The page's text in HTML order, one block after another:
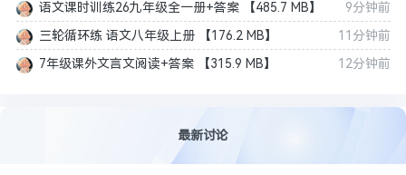
语文课时训练26九年级全一册+答案 【485.7 MB】 9分钟前
三轮循环练 语文八年级上册 【176.2 MB】 11分钟前
7年级课外文言文阅读+答案 【315.9 MB】 12分钟前
最新讨论